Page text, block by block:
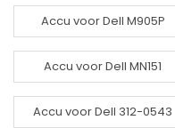
Accu voor Dell M905P
Accu voor Dell MN151
Accu voor Dell 312-0543